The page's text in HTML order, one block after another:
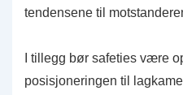
tendensene til
I tillegg bør safeties være
posisjoneringen til